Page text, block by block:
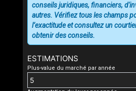
ESTIMATIONS
Plus-value du marché par année
conseils juridiques, financiers,
autres. Vérifiez tous les champs
l’exactitude et consultez un
obtenir des conseils.